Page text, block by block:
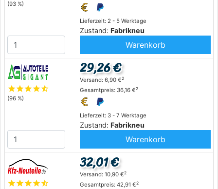
(93 %)
Lieferzeit: 2 - 5 Werktage
Zustand: Fabrikneu
Warenkorb
starstarstarstarstar_half
(96 %)
Lieferzeit: 3 - 7 Werktage
Zustand: Fabrikneu
29,26 €
Versand: 6,90 €2
Gesamtpreis: 36,16 €2
Warenkorb
starstarstarstarstar_half
32,01 €
Versand: 10,90 €2
Gesamtpreis: 42,91 €2